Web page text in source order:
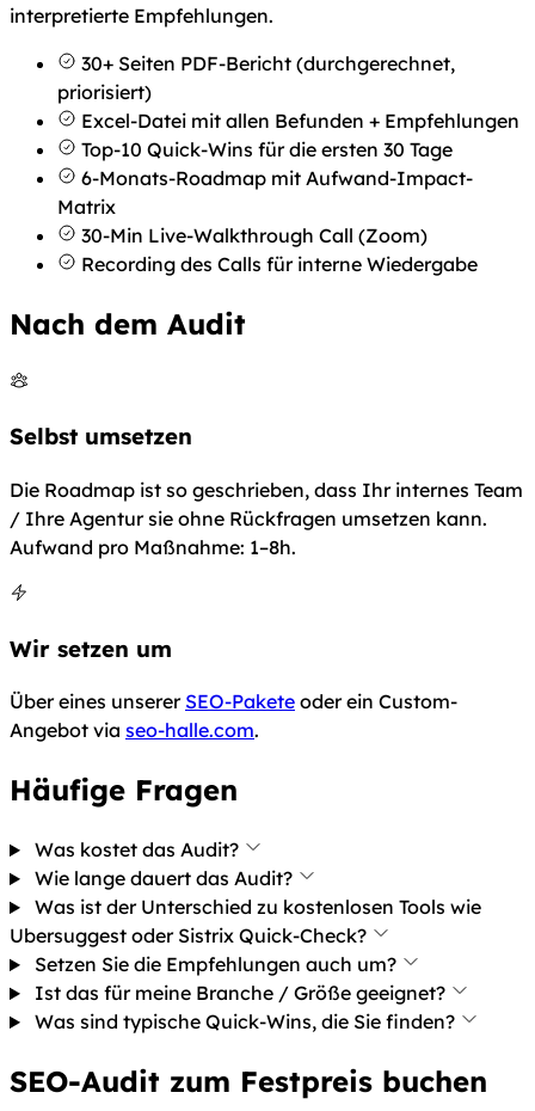
interpretierte Empfehlungen.
30+ Seiten PDF-Bericht (durchgerechnet,
priorisiert)
Excel-Datei mit allen Befunden + Empfehlungen
Top-10 Quick-Wins für die ersten 30 Tage
6-Monats-Roadmap mit Aufwand-Impact-
Matrix
30-Min Live-Walkthrough Call (Zoom)
Recording des Calls für interne Wiedergabe
Nach dem Audit
Selbst umsetzen
Die Roadmap ist so geschrieben, dass Ihr internes Team
/ Ihre Agentur sie ohne Rückfragen umsetzen kann.
Aufwand pro Maßnahme: 1–8h.
Wir setzen um
Über eines unserer SEO-Pakete oder ein Custom-
Angebot via seo-halle.com.
Häufige Fragen
Was kostet das Audit?
Wie lange dauert das Audit?
Was ist der Unterschied zu kostenlosen Tools wie
Ubersuggest oder Sistrix Quick-Check?
Setzen Sie die Empfehlungen auch um?
Ist das für meine Branche / Größe geeignet?
Was sind typische Quick-Wins, die Sie finden?
SEO-Audit zum Festpreis buchen